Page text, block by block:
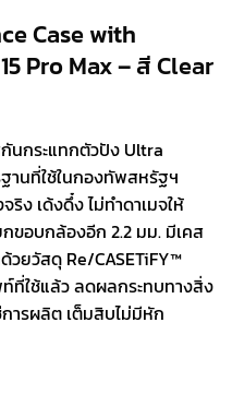
Case with
Pro Max – สี Clear
นกระแทกตัวปัง Ultra
านที่ใช้ในกองทัพสหรัฐฯ
ง เด้งดึ๋ง ไม่ทำดาเมจให้
ขอบกล้องอีก 2.2 มม. มีเคส
ยวัสดุ Re/CASETiFY™
ที่ใช้แล้ว ลดผลกระทบทางสิ่ง
ารผลิต เต็มสิบไม่มีหัก